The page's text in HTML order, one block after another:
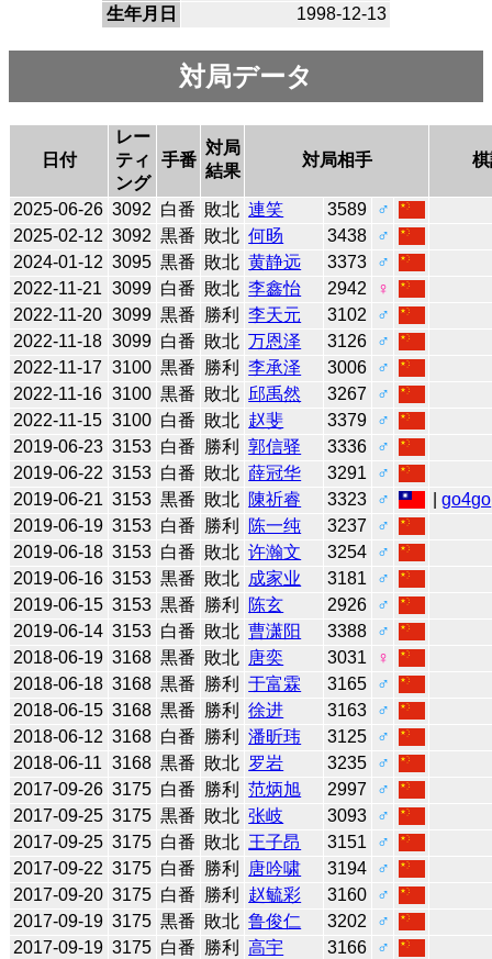
生年月日
1998-12-13
対局データ
日付
レー
ティ
ング
手番
対局
結果
対局相手
2025-06-26 3092 白番 敗北 連笑 3589
♂
2025-02-12 3092 黒番 敗北 何旸 3438
♂
2024-01-12 3095 黒番 敗北 黄静远 3373
♂
2022-11-21 3099 白番 敗北 李鑫怡 2942
♀
2022-11-20 3099 黒番 勝利 李天元 3102
♂
2022-11-18 3099 白番 敗北 万恩泽 3126
♂
2022-11-17 3100 黒番 勝利 李承泽 3006
♂
2022-11-16 3100 黒番 敗北 邱禹然 3267
♂
2022-11-15 3100 白番 敗北 赵斐 3379
♂
2019-06-23 3153 白番 勝利 郭信驿 3336
♂
2019-06-22 3153 白番 敗北 薛冠华 3291
♂
2019-06-21 3153 黒番 敗北 陳祈睿 3323 ♂ |go4go
2019-06-19 3153 白番 勝利 陈一纯 3237
♂
2019-06-18 3153 白番 敗北 许瀚文 3254
♂
2019-06-16 3153 黒番 敗北 成家业 3181
♂
2019-06-15 3153 黒番 勝利 陈玄 2926
♂
2019-06-14 3153 白番 敗北 曹潇阳 3388
♂
2018-06-19 3168 黒番 敗北 唐奕 3031
♀
2018-06-18 3168 黒番 勝利 于富霖 3165
♂
2018-06-15 3168 黒番 勝利 徐进 3163
♂
2018-06-12 3168 白番 勝利 潘昕玮 3125
♂
2018-06-11 3168 黒番 敗北 罗岩 3235
♂
2017-09-26 3175 白番 勝利 范炳旭 2997
♂
2017-09-25 3175 黒番 敗北 张岐 3093
♂
2017-09-25 3175 白番 敗北 王子昂 3151
♂
2017-09-22 3175 白番 勝利 唐吟啸 3194
♂
2017-09-20 3175 白番 勝利 赵毓彩 3160
♂
2017-09-19 3175 黒番 敗北 鲁俊仁 3202
♂
2017-09-19 3175 白番 勝利 高宇 3166 ♂